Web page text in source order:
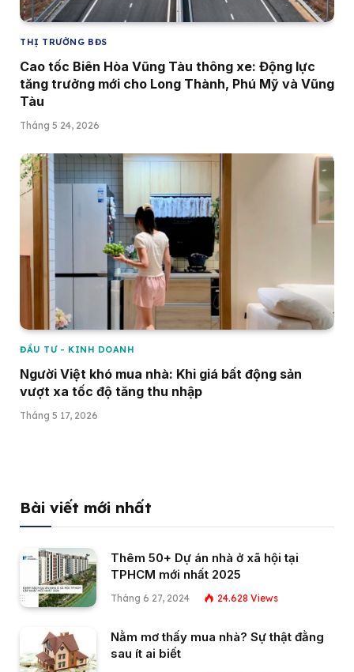
THỊ TRƯỜNG BĐS
Cao tốc Biên Hòa Vũng Tàu thông xe: Động lực
tăng trưởng mới cho Long Thành, Phú Mỹ và Vũng
Tàu
Tháng 5 24, 2026
ĐẦU TƯ - KINH DOANH
Người Việt khó mua nhà: Khi giá bất động sản
vượt xa tốc độ tăng thu nhập
Tháng 5 17, 2026
Bài viết mới nhất
Thêm 50+ Dự án nhà ở xã hội tại
TPHCM mới nhất 2025
Tháng 6 27, 2024 24.628 Views
Nằm mơ thấy mua nhà? Sự thật đằng
sau ít ai biết